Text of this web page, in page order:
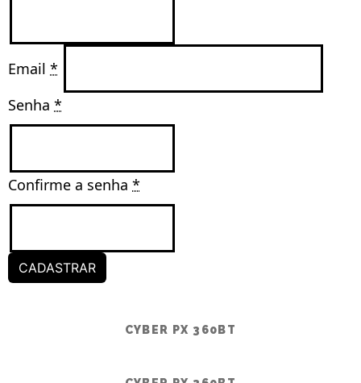
Email *
Senha *
Confirme a senha *
CADASTRAR
CYBER PX 360BT